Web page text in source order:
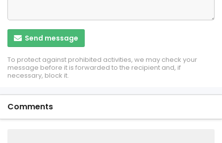
Send message
To protect against prohibited activities, we may check your
message before it is forwarded to the recipient and, if
necessary, block it.
Comments